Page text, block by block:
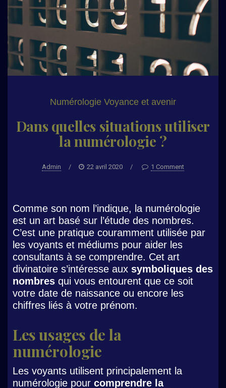
Numérologie Voyance et avenir
Dans quelles situations utiliser
la numérologie ?
Admin / 22 avril 2020 / 1 Comment
Comme son nom l’indique, la numérologie
est un art basé sur l’étude des nombres.
C’est une pratique couramment utilisée par
les voyants et médiums pour aider les
consultants à se comprendre. Cet art
divinatoire s’intéresse aux symboliques des
nombres qui vous entourent que ce soit
votre date de naissance ou encore les
chiffres liés à votre prénom.
Les usages de la
numérologie
Les voyants utilisent principalement la
numérologie pour comprendre la